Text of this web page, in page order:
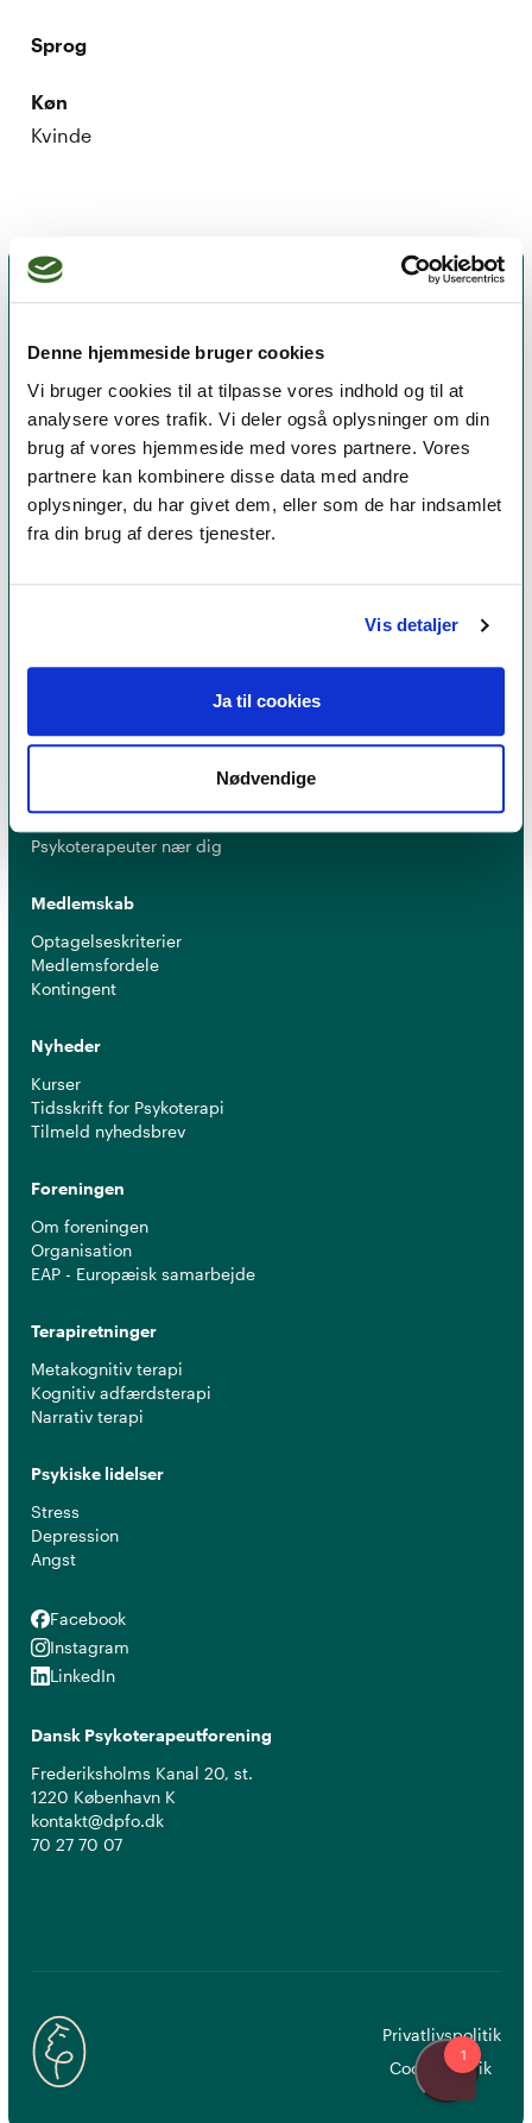
Denne hjemmeside bruger cookies
Vi bruger cookies til at tilpasse vores indhold og til at
analysere vores trafik. Vi deler også oplysninger om din
brug af vores hjemmeside med vores partnere. Vores
partnere kan kombinere disse data med andre
oplysninger, du har givet dem, eller som de har indsamlet
fra din brug af deres tjenester.
Vis detaljer
Ja til cookies
Nødvendige
Sprog
Køn
Kvinde
Et medlemskab af Dansk Psykoterapeutforening
er et kvalitetsstempel. Alle vores medlemmer skal
leve op til en række kriterier om uddannelse og
Psykoterapi
Psykoterapeuter nær dig
Medlemskab
Optagelseskriterier
Medlemsfordele
Kontingent
Nyheder
Kurser
Tidsskrift for Psykoterapi
Tilmeld nyhedsbrev
Foreningen
Om foreningen
Organisation
EAP - Europæisk samarbejde
Terapiretninger
Metakognitiv terapi
Kognitiv adfærdsterapi
Narrativ terapi
Psykiske lidelser
Stress
Depression
Angst
Facebook
Facebook
Instagram
Instagram
LinkedIn
LinkedIn
Dansk Psykoterapeutforening
Frederiksholms Kanal 20, st.
1220 København K
kontakt@dpfo.dk
70 27 70 07
Privatlivspolitik
Cookiepolitik